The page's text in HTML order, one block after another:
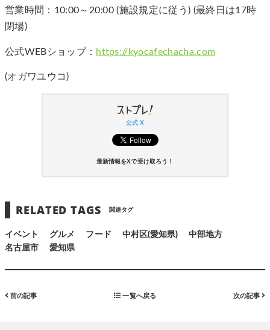
営業時間：10:00～20:00 (施設規定に従う) (最終日は17時
閉場)
公式WEBショップ： https://kyocafechacha.com
(オガワユウコ)
公式 X
最新情報をXで受け取ろう！
RELATED TAGS 関連タグ
イベント グルメ フード 中村区(愛知県)
中部地方
名古屋市
愛知県
前の記事 一覧へ戻る 次の記事